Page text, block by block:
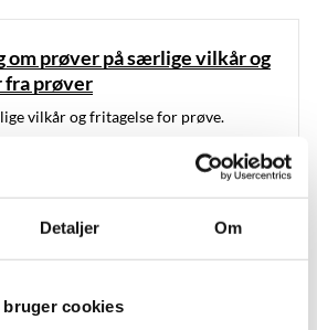
Detaljer Om
bruger cookies
om prøver på særlige vilkår og
prøver
vilkår og fritagelse for prøve.
til elever, der aflægger